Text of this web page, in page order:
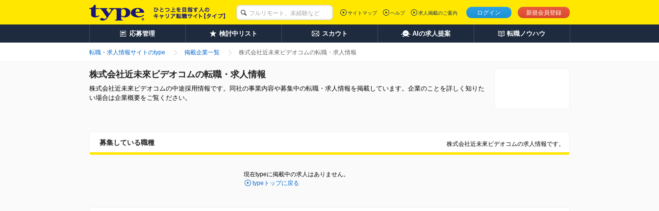
ログイン 新規会員登録
サイトマップ ヘルプ 求人掲載のご案内
応募管理 検討中リスト スカウト AIの求人提案 転職ノウハウ
転職・求人情報サイトのtype 掲載企業一覧 株式会社近未來ビデオコムの転職・求人情報
株式会社近未來ビデオコムの転職・求人情報
株式会社近未來ビデオコムの中途採用情報です。同社の事業内容や募集中の転職・求人情報を掲載しています。企業のことを詳しく知りた
い場合は企業概要をご覧ください。
募集している職種 株式会社近未來ビデオコムの求人情報です。
現在typeに掲載中の求人はありません。
typeトップに戻る